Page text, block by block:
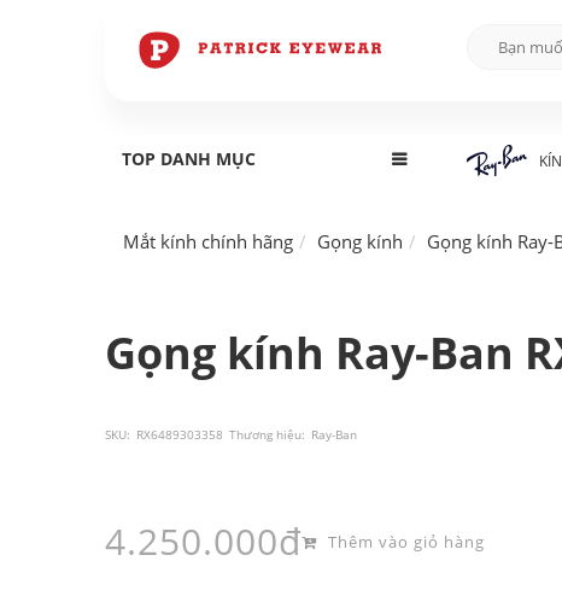
TOP DANH MỤC
Mắt kính chính hãng Gọng kính Gọng kính Ray-
Gọng kính Ray-Ban
SKU: RX6489303358 Thương hiệu: Ray-Ban
4.250.000đ Thêm vào giỏ hàng